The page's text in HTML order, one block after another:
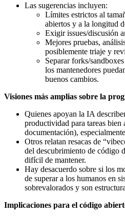
Las sugerencias incluyen:
Límites estrictos al
abiertos y a la longitud
Exigir issues/discusión
Mejores pruebas,
posiblemente triaje y
Separar forks/
los mantenedores
buenos cambios.
Visiones más amplias sobre la
Quienes apoyan la IA
productividad para tareas bien
documentación),
Otros relatan resacas de
del descubrimiento de código
difícil de mantener.
Hay desacuerdo sobre si los
de superar a los humanos en
sobrevalorados y son
Implicaciones para el código